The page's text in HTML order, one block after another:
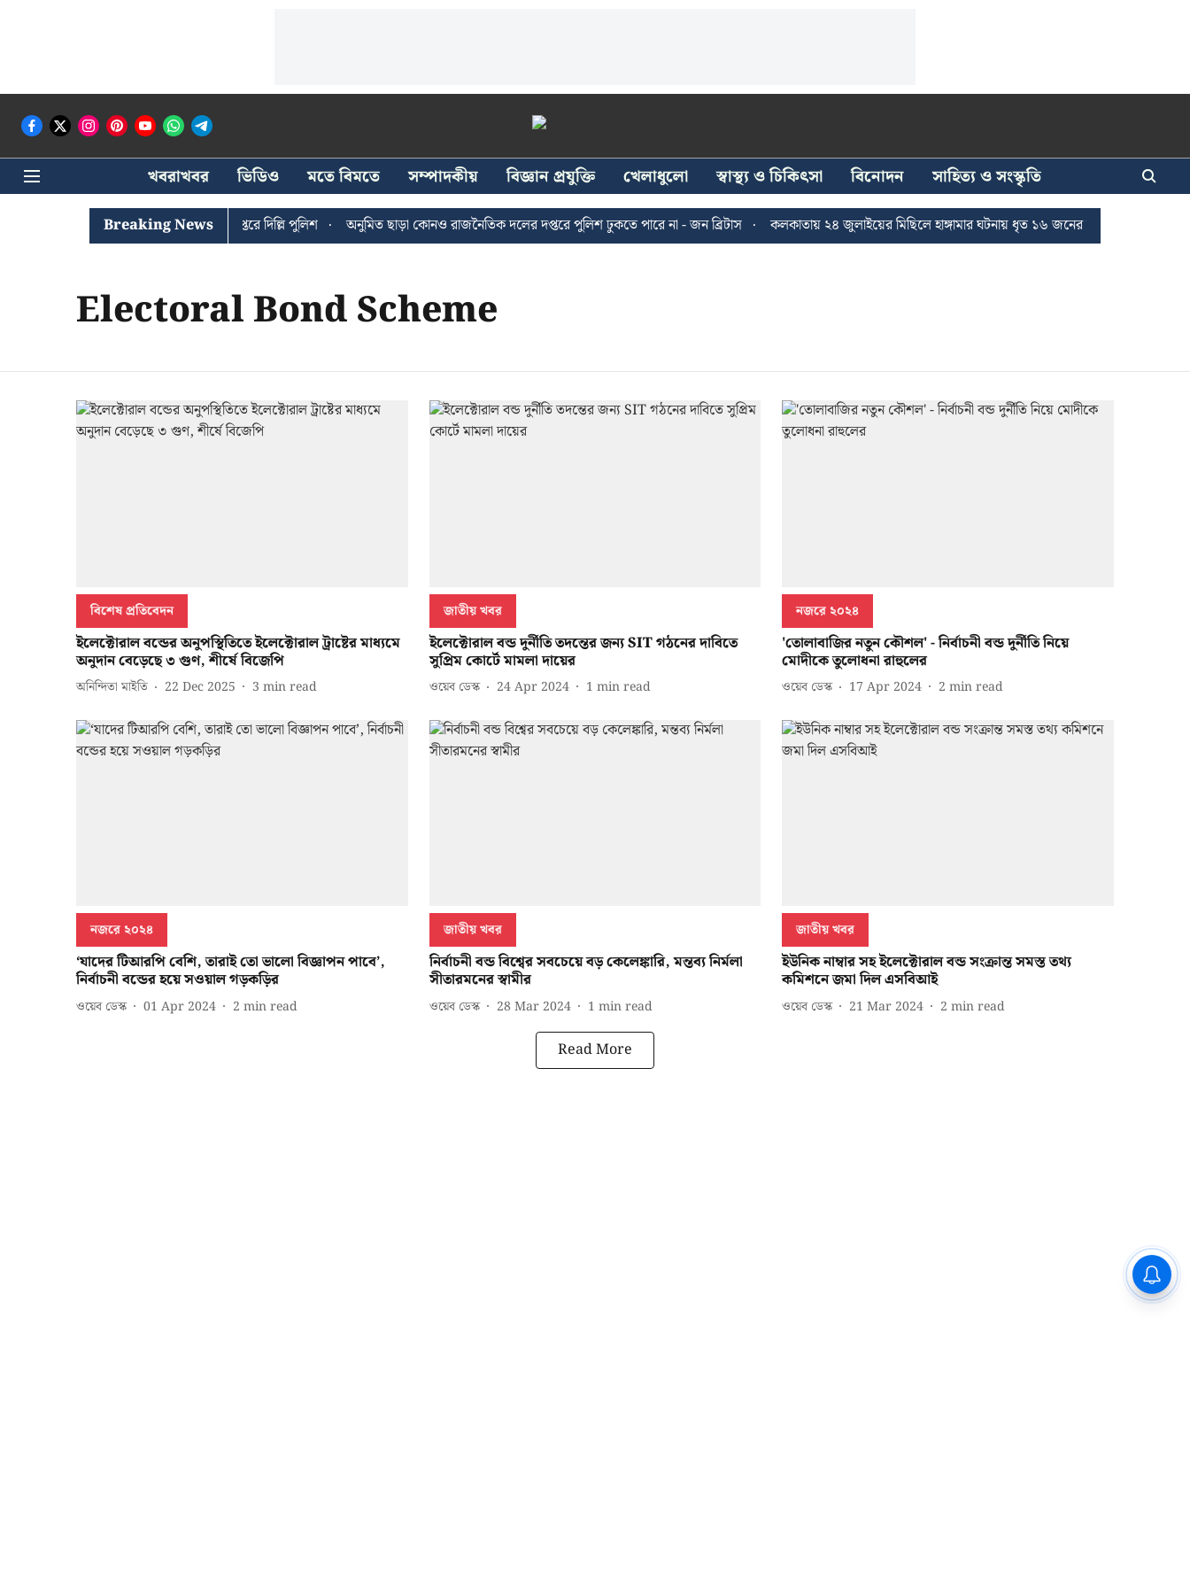
খবরাখবর ভিডিও মতে বিমতে সম্পাদকীয় বিজ্ঞান প্রযুক্তি খেলাধুলো স্বাস্থ্য ও চিকিৎসা বিনোদন সাহিত্য ও সংস্কৃতি
Breaking News
ঐশী ঘোষের খোঁজে সিপিআইএম সদর দপ্তরে দিল্লি পুলিশ অনুমিত ছাড়া কোনও রাজনৈতিক দলের দপ্তরে পুলিশ ঢুকতে পারে না - জন ব্রিটাস কলকাতায় ২৪ জুলাইয়ের মিছিলে হাঙ্গামার ঘটনায় ধৃত ১৬ জনের জামিন
Electoral Bond Scheme
বিশেষ প্রতিবেদন
ইলেক্টোরাল বন্ডের অনুপস্থিতিতে ইলেক্টোরাল ট্রাষ্টের মাধ্যমে
অনুদান বেড়েছে ৩ গুণ, শীর্ষে বিজেপি
অনিন্দিতা মাইতি 22 Dec 2025 3 min read
জাতীয় খবর
ইলেক্টোরাল বন্ড দুর্নীতি তদন্তের জন্য SIT গঠনের দাবিতে
সুপ্রিম কোর্টে মামলা দায়ের
ওয়েব ডেস্ক 24 Apr 2024 1 min read
নজরে ২০২৪
'তোলাবাজির নতুন কৌশল' - নির্বাচনী বন্ড দুর্নীতি নিয়ে
মোদীকে তুলোধনা রাহুলের
ওয়েব ডেস্ক 17 Apr 2024 2 min read
নজরে ২০২৪
‘যাদের টিআরপি বেশি, তারাই তো ভালো বিজ্ঞাপন পাবে’,
নির্বাচনী বন্ডের হয়ে সওয়াল গড়কড়ির
ওয়েব ডেস্ক 01 Apr 2024 2 min read
জাতীয় খবর
নির্বাচনী বন্ড বিশ্বের সবচেয়ে বড় কেলেঙ্কারি, মন্তব্য নির্মলা
সীতারমনের স্বামীর
ওয়েব ডেস্ক 28 Mar 2024 1 min read
জাতীয় খবর
ইউনিক নাম্বার সহ ইলেক্টোরাল বন্ড সংক্রান্ত সমস্ত তথ্য
কমিশনে জমা দিল এসবিআই
ওয়েব ডেস্ক 21 Mar 2024 2 min read
Read More